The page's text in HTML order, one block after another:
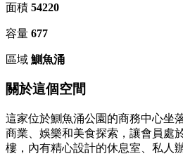
面積 54220
容量 677
區域 鰂魚涌
關於這個空間
這家位於鰂魚涌公園的商務中心坐
商業、娛樂和美食探索，讓會員處
樓，內有精心設計的休息室、私人